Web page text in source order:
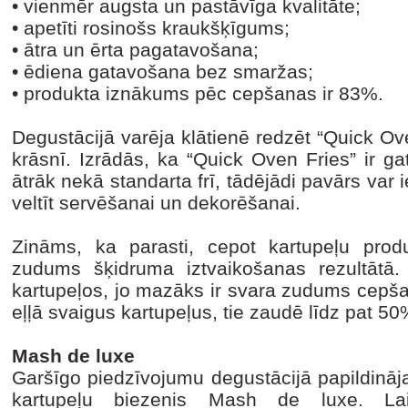
• vienmēr augsta un pastāvīga kvalitāte;
• apetīti rosinošs kraukšķīgums;
• ātra un ērta pagatavošana;
• ēdiena gatavošana bez smaržas;
• produkta iznākums pēc cepšanas ir 83%.
Degustācijā varēja klātienē redzēt “Quick
krāsnī. Izrādās, ka “Quick Oven Fries” ir
ātrāk nekā standarta frī, tādējādi pavārs var
veltīt servēšanai un dekorēšanai.
Zināms, ka parasti, cepot kartupeļu
zudums šķidruma iztvaikošanas
kartupeļos, jo mazāks ir svara zudums
eļļā svaigus kartupeļus, tie zaudē līdz pat
Mash de luxe
Garšīgo piedzīvojumu degustācijā
kartupeļu biezenis Mash de luxe.